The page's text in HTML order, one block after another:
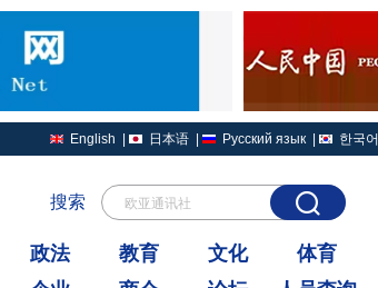
English 日本语 Русский язык 한국어
搜索 欧亚通讯社
政法 教育 文化 体育